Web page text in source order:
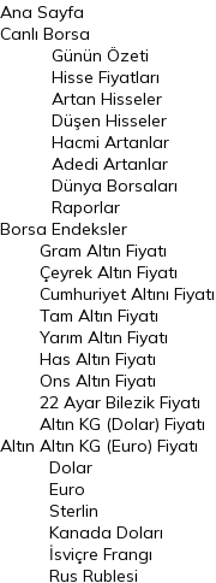
BIST 100 Hisseleri
En Çok Artan Hisseler
En Çok Düşen Hisseler
Hacmi Artanlar
Geçmiş Kapanışlar
Dünya Borsaları
Raporlar
Endeksler
DÖVİZ
Döviz Kuru
Dolar Kuru
Euro Kuru
Pound Kuru
Frank Kuru
Riyal Kuru
Ana Sayfa
Canlı Borsa
Borsa
Günün Özeti
Hisse Fiyatları
Artan Hisseler
Düşen Hisseler
Hacmi Artanlar
Adedi Artanlar
Dünya Borsaları
Raporlar
Endeksler
Altın
Gram Altın Fiyatı
Çeyrek Altın Fiyatı
Cumhuriyet Altını Fiyatı
Tam Altın Fiyatı
Yarım Altın Fiyatı
Has Altın Fiyatı
Ons Altın Fiyatı
22 Ayar Bilezik Fiyatı
Altın KG (Dolar) Fiyatı
Altın KG (Euro) Fiyatı
Dolar
Euro
Sterlin
Kanada Doları
İsviçre Frangı
Rus Rublesi